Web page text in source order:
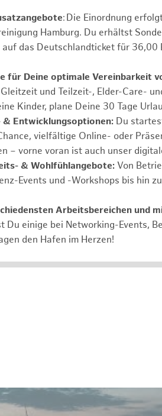
: Die Einordnung
Hamburg. Du erhältst
das Deutschlandticket für 36,00
für Deine optimale Vereinbarkeit
und Teilzeit-, Elder-Care-
Kinder, plane Deine 30 Tage
Entwicklungsoptionen: Du
vielfältige Online- oder
– vorne voran ist auch unser
& Wohlfühlangebote: Von
Events und -Workshops bis hin
Arbeitsbereichen und
Du einige bei Networking-Events,
den Hafen im Herzen!